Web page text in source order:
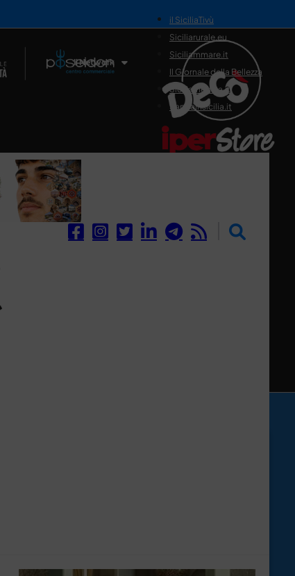
Il Network
il SiciliaTivù
Siciliarurale.eu
Siciliammare.it
Il Giornale della Bellezza
Siciliamedica.it
Sanitainsicilia.it